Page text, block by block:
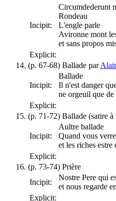
Incipit:
Circumdederunt
Rondeau
L'engle parle
Avironne mont
et sans propos
Explicit:
(p. 67-68) Ballade par
Incipit:
Ballade
Il n'est danger
ne orgeuil que
Explicit:
(p. 71-72) Ballade (satire
Incipit:
Aultre ballade
Quand vous
et les riches
Explicit:
(p. 73-74) Prière
Incipit:
Nostre Pere qui
et nous regarde
Explicit: